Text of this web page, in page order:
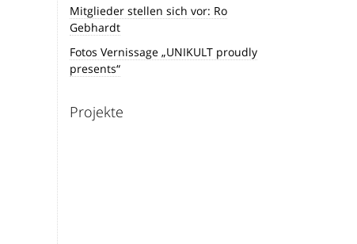
Mitglieder stellen sich vor: Ro
Gebhardt
Fotos Vernissage „UNIKULT proudly
presents“
Projekte